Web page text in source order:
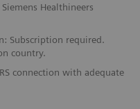
Healthineers
Subscription required.
country.
connection with adequate